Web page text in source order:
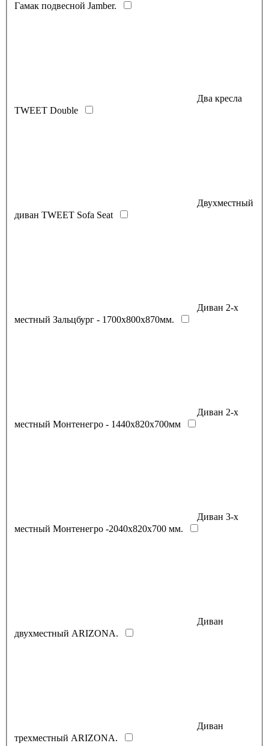
Гамак подвесной Jamber.
Два кресла
TWEET Double
Двухместный
диван TWEET Sofa Seаt
Диван 2-х
местный Зальцбург - 1700х800х870мм.
Диван 2-х
местный Монтенегро - 1440х820х700мм
Диван 3-х
местный Монтенегро -2040х820х700 мм.
Диван
двухместный ARIZONA.
Диван
трехместный ARIZONA.